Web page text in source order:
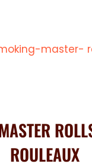
ROULEAUX